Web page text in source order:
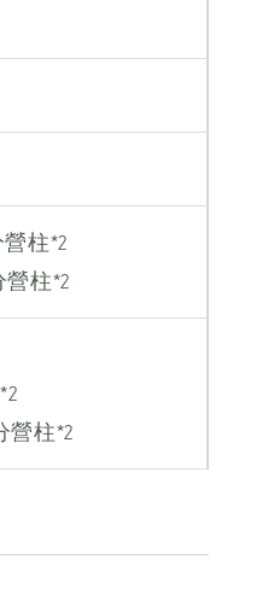
營柱*2
營柱*2
營柱*2